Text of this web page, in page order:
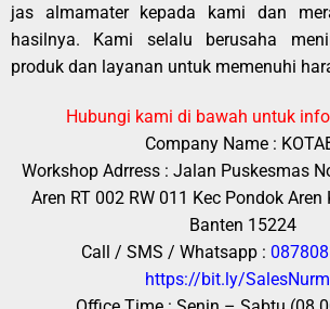
jas almamater kepada kami dan
hasilnya. Kami selalu berusaha
produk dan layanan untuk memenuhi
Hubungi kami di bawah untuk
Company Name :
Workshop Adrress : Jalan Puskesmas
Aren RT 002 RW 011 Kec Pondok
Banten 15224
Call / SMS / Whatsapp :
https://bit.ly/